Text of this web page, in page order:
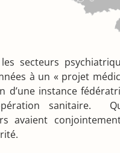
secteurs
à un « projet
d’une instance
sanitaire.
avaient